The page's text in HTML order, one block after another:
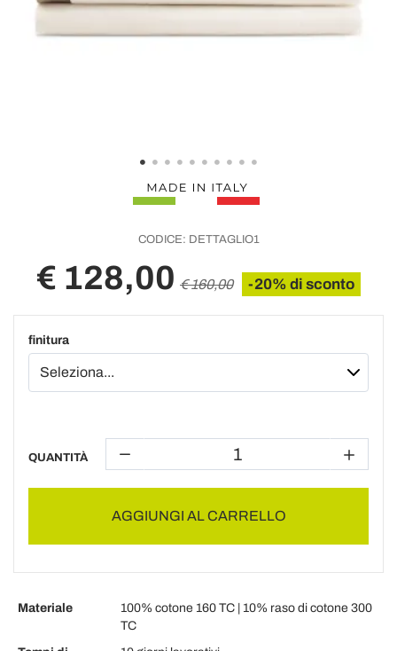
CODICE: DETTAGLIO1
€ 128,00 € 160,00 -20% di sconto
finitura
QUANTITÀ
AGGIUNGI AL CARRELLO
Materiale
100% cotone 160 TC | 10% raso di cotone 300
TC